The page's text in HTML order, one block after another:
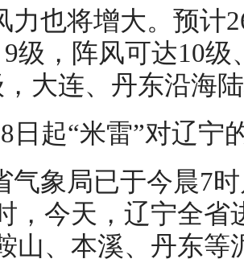
力也将增大。预计
级，阵风可达10
，大连、丹东沿海
日起“米雷”对辽宁
气象局已于今晨7
，今天，辽宁全省
山、本溪、丹东等